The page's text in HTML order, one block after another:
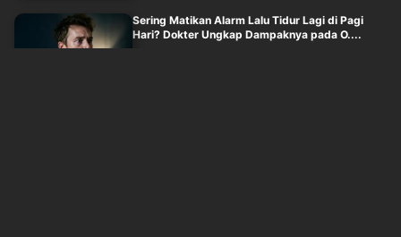
Sering Matikan Alarm Lalu Tidur Lagi di Pagi
Hari? Dokter Ungkap Dampaknya pada O....